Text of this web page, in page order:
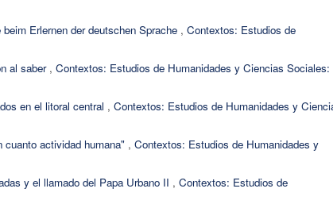
Erlernen der deutschen Sprache , Contextos: Estudios de
al saber , Contextos: Estudios de Humanidades y Ciencias Sociales:
en el litoral central , Contextos: Estudios de Humanidades y
actividad humana" , Contextos: Estudios de Humanidades y
y el llamado del Papa Urbano II , Contextos: Estudios de